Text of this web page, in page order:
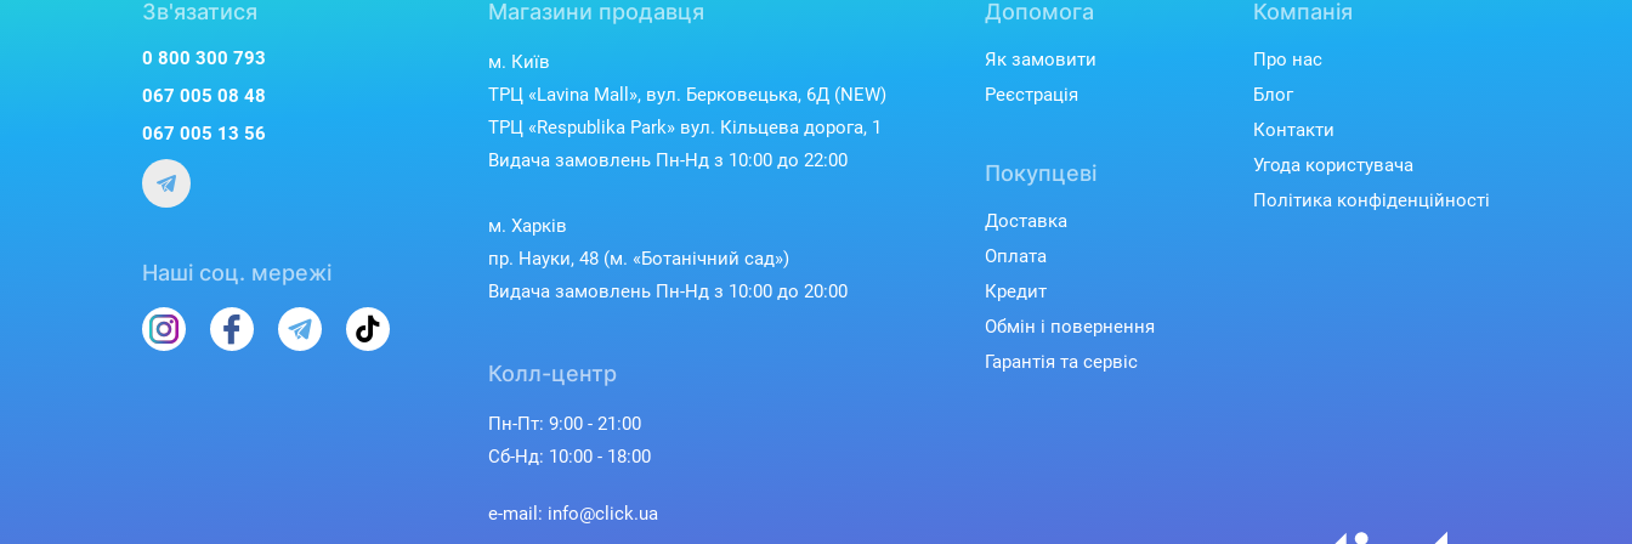
Зв'язатися
0 800 300 793
067 005 08 48
067 005 13 56
Наші соц. мережі
Магазини продавця
м. Київ
ТРЦ «Lavina Mall», вул. Берковецька, 6Д (NEW)
ТРЦ «Respublika Park» вул. Кільцева дорога, 1
Видача замовлень Пн-Нд з 10:00 до 22:00
м. Харків
пр. Науки, 48 (м. «Ботанічний сад»)
Видача замовлень Пн-Нд з 10:00 до 20:00
Колл-центр
Пн-Пт: 9:00 - 21:00
Сб-Нд: 10:00 - 18:00
e-mail: info@click.ua
Допомога
Як замовити
Реєстрація
Покупцеві
Доставка
Оплата
Кредит
Обмін і повернення
Гарантія та сервіс
Компанія
Про нас
Блог
Контакти
Угода користувача
Політика конфіденційності